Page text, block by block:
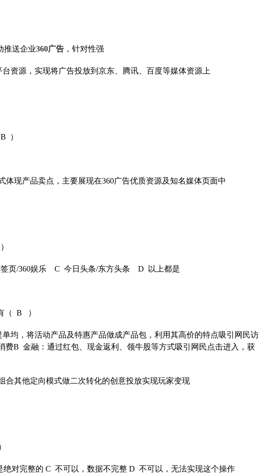
推送企业360广告 ，针对性强
资源，实现将广告投放到京东、腾讯、百度等媒体资源上
）
体现产品卖点，主要展现在360广告优质资源及知名媒体页面中
页/360娱乐 C 今日头条/东方头条 D 以上都是
（ B ）
均，将活动产品及特惠产品做成产品包，利用其高价的特点吸引网民访
费B 金融：通过红包、现金返利、领牛股等方式吸引网民点击进入，获
合其他定向模式做二次转化的创意投放实现玩家变现
对完整的 C 不可以，数据不完整 D 不可以，无法实现这个操作